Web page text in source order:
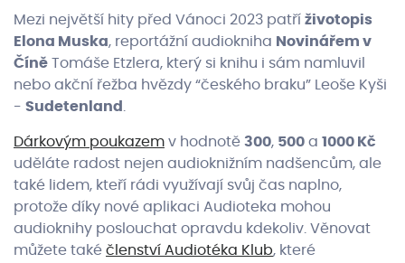
Mezi největší hity před Vánoci 2023 patří životopis
Elona Muska, reportážní audiokniha Novinářem v
Číně Tomáše Etzlera, který si knihu i sám namluvil
nebo akční řežba hvězdy “českého braku” Leoše Kyši
- Sudetenland
Dárkovým poukazem v hodnotě 300, 500 a 1000 Kč
uděláte radost nejen audioknižním nadšencům, ale
také lidem, kteří rádi využívají svůj čas naplno,
protože díky nové aplikaci Audioteka mohou
audioknihy poslouchat opravdu kdekoliv. Věnovat
můžete také členství Audiotéka Klub, které